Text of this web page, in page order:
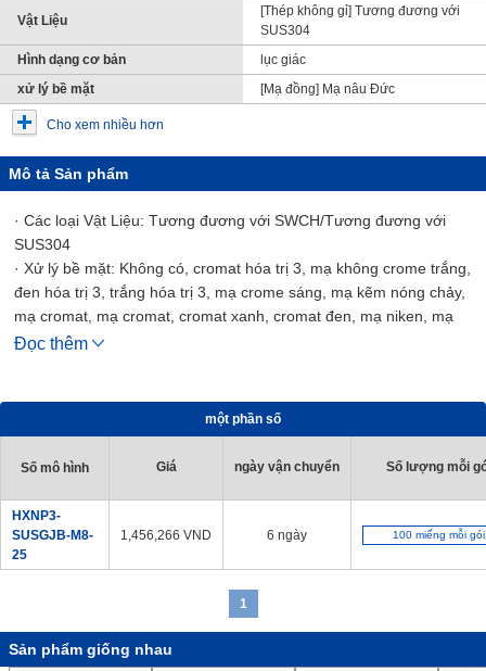
Vật Liệu
[Thép không gỉ] Tương đương với
SUS304
Hình dạng cơ bản
lục giác
xử lý bề mặt
[Mạ đồng] Mạ nâu Đức
Cho xem nhiều hơn
Mô tả Sản phẩm
· Các loại Vật Liệu: Tương đương với SWCH/Tương đương với
SUS304
· Xử lý bề mặt: Không có, cromat hóa trị 3, mạ không crome trắng,
đen hóa trị 3, trắng hóa trị 3, mạ crome sáng, mạ kẽm nóng chảy,
mạ cromat, mạ cromat, cromat xanh, cromat đen, mạ niken, mạ
crom, anot đen, dacrotized, tiếng Đức, mạ nâu, Lafre, sơn đen,
Đọc thêm
một phần số
Số mô hình Giá ngày vận chuyển Số lượng mỗi
HXNP3-
SUSGJB-M8-
25
1,456,266 VND 6 ngày 100 miếng mỗi gói
1
Sản phẩm giống nhau